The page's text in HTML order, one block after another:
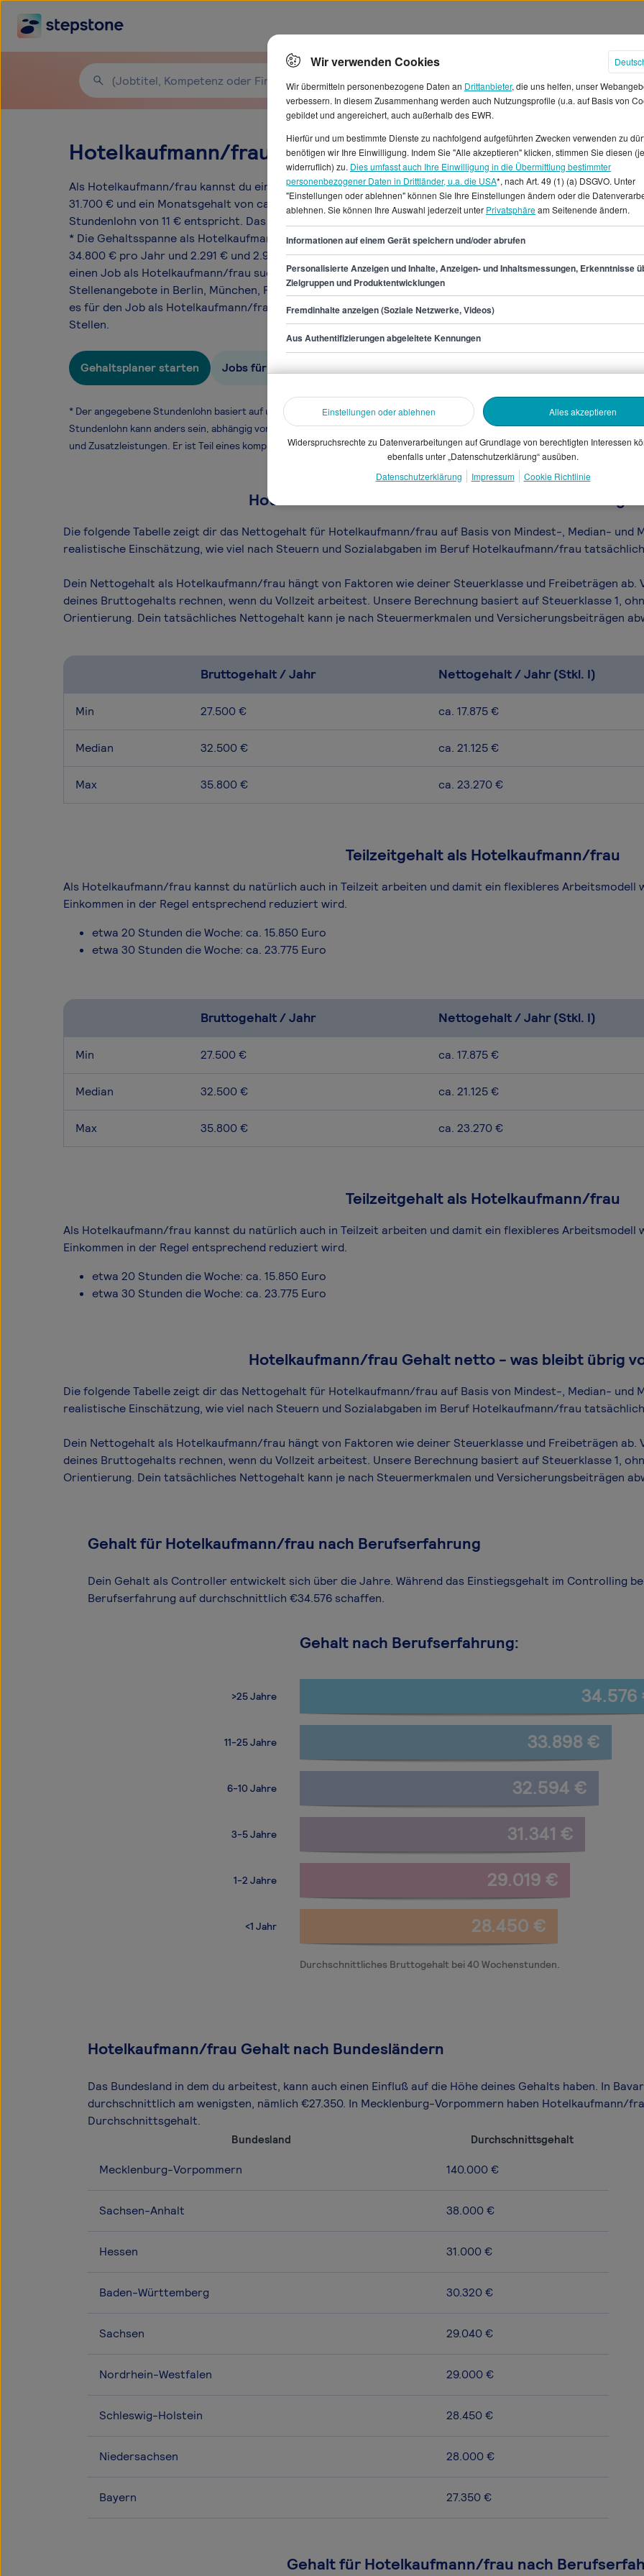
Hotelkaufmann/frau Gehälter in Deutschland
Als Hotelkaufmann/frau kannst du ein durchschnittliches Jahresgehalt von
31.700 € und ein Monatsgehalt von ca. 2.641 € erwarten, was einem
Stundenlohn von 11 € entspricht. Das Einstiegsgehalt liegt etwa bei 28.450 €.
* Die Gehaltsspanne als Hotelkaufmann/frau liegt zwischen 27.500 € und
34.800 € pro Jahr und 2.291 € und 2.900 € pro Monat.Für Arbeitnehmer, die
einen Job als Hotelkaufmann/frau suchen, gibt es einige offene
Stellenangebote in Berlin, München, Frankfurt am Main.Deutschlandweit gibt
es für den Job als Hotelkaufmann/frau auf StepStone.de 541 verfügbare
Stellen.
min.27.500€
Gehaltsplaner starten Jobs für Hotelkaufmann/frau
* Der angegebene Stundenlohn basiert auf unseren gesammelten Daten. Dein
Stundenlohn kann anders sein, abhängig von Überstunden, Branche, Selbstständigkeit
und Zusatzleistungen. Er ist Teil eines komplexen Vergütungssystems.
Hotelkaufmann/frau Gehalt netto - was bleibt übrig
Die folgende Tabelle zeigt dir das Netto­gehalt für Hotelkaufmann/frau auf Basis von Mindest-, Median- und
realistische Einschätzung, wie viel nach Steuern und Sozialabgaben im Beruf Hotelkaufmann/frau
Dein Nettogehalt als Hotelkaufmann/frau hängt von Faktoren wie deiner Steuerklasse und Freibeträgen
deines Bruttogehalts rechnen, wenn du Vollzeit arbeitest. Unsere Berechnung basiert auf Steuerklasse 1,
Orientierung. Dein tatsächliches Nettogehalt kann je nach Steuermerkmalen und Versicherungsbeiträgen
Bruttogehalt / Jahr Nettogehalt / Jahr (Stkl. I)
Min 27.500 € ca. 17.875 €
Median 32.500 € ca. 21.125 €
Max 35.800 € ca. 23.270 €
Teilzeitgehalt als Hotelkaufmann/frau
Als Hotelkaufmann/frau kannst du natürlich auch in Teilzeit arbeiten und damit ein flexibleres Arbeitsmodell
Einkommen in der Regel entsprechend reduziert wird.
etwa 20 Stunden die Woche: ca. 15.850 Euro
etwa 30 Stunden die Woche: ca. 23.775 Euro
Bruttogehalt / Jahr Nettogehalt / Jahr (Stkl. I)
Min 27.500 € ca. 17.875 €
Median 32.500 € ca. 21.125 €
Max 35.800 € ca. 23.270 €
Teilzeitgehalt als Hotelkaufmann/frau
Als Hotelkaufmann/frau kannst du natürlich auch in Teilzeit arbeiten und damit ein flexibleres Arbeitsmodell
Einkommen in der Regel entsprechend reduziert wird.
etwa 20 Stunden die Woche: ca. 15.850 Euro
etwa 30 Stunden die Woche: ca. 23.775 Euro
Hotelkaufmann/frau Gehalt netto - was bleibt übrig
Die folgende Tabelle zeigt dir das Netto­gehalt für Hotelkaufmann/frau auf Basis von Mindest-, Median- und
realistische Einschätzung, wie viel nach Steuern und Sozialabgaben im Beruf Hotelkaufmann/frau
Dein Nettogehalt als Hotelkaufmann/frau hängt von Faktoren wie deiner Steuerklasse und Freibeträgen
deines Bruttogehalts rechnen, wenn du Vollzeit arbeitest. Unsere Berechnung basiert auf Steuerklasse 1,
Orientierung. Dein tatsächliches Nettogehalt kann je nach Steuermerkmalen und Versicherungsbeiträgen
Gehalt für Hotelkaufmann/frau nach Berufserfahrung
Dein Gehalt als Controller entwickelt sich über die Jahre. Während das Einstiegsgehalt im Controlling
Berufserfahrung auf durchschnittlich €34.576 schaffen.
Gehalt nach Berufserfahrung:
>25 Jahre 34.576
11-25 Jahre 33.898 €
6-10 Jahre 32.594 €
3-5 Jahre 31.341 €
1-2 Jahre 29.019 €
<1 Jahr 28.450 €
Durchschnittliches Bruttogehalt bei 40 Wochenstunden.
Hotelkaufmann/frau Gehalt nach Bundesländern
Das Bundesland in dem du arbeitest, kann auch einen Einfluß auf die Höhe deines Gehalts haben. In
durchschnittlich am wenigsten, nämlich €27.350. In Mecklenburg-Vorpommern haben Hotelkaufmann/
Durchschnittsgehalt.
Bundesland Durchschnittsgehalt
Mecklenburg-Vorpommern 140.000 €
Sachsen-Anhalt 38.000 €
Hessen 31.000 €
Baden-Württemberg 30.320 €
Sachsen 29.040 €
Nordrhein-Westfalen 29.000 €
Schleswig-Holstein 28.450 €
Niedersachsen 28.000 €
Bayern 27.350 €
Gehalt für Hotelkaufmann/frau nach
Wir verwenden Cookies
Wir übermitteln personenbezogene Daten an Drittanbieter, die uns helfen, unser
verbessern. In diesem Zusammenhang werden auch Nutzungsprofile (u.a. auf Basis von
gebildet und angereichert, auch außerhalb des EWR.
Hierfür und um bestimmte Dienste zu nachfolgend aufgeführten Zwecken verwenden zu
benötigen wir Ihre Einwilligung. Indem Sie "Alle akzeptieren" klicken, stimmen Sie diesen
widerruflich) zu. Dies umfasst auch Ihre Einwilligung in die Übermittlung bestimmter
personenbezogener Daten in Drittländer, u.a. die USA*, nach Art. 49 (1) (a) DSGVO. Unter
"Einstellungen oder ablehnen" können Sie Ihre Einstellungen ändern oder die
ablehnen. Sie können Ihre Auswahl jederzeit unter Privatsphäream Seitenende ändern.
Informationen auf einem Gerät speichern und/oder abrufen
Personalisierte Anzeigen und Inhalte, Anzeigen- und Inhaltsmessungen, Erkenntnisse
Zielgruppen und Produktentwicklungen
Fremdinhalte anzeigen (Soziale Netzwerke, Videos)
Aus Authentifizierungen abgeleitete Kennungen
Einstellungen oder ablehnen Alles akzeptieren
Widerspruchsrechte zu Datenverarbeitungen auf Grundlage von berechtigten Interessen
ebenfalls unter „Datenschutzerklärung“ ausüben.
Datenschutzerklärung
Impressum Cookie Richtlinie